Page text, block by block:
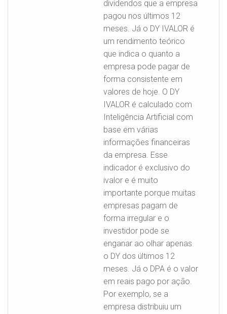
dividendos que a empresa
pagou nos últimos 12
meses. Já o DY IVALOR é
um rendimento teórico
que indica o quanto a
empresa pode pagar de
forma consistente em
valores de hoje. O DY
IVALOR é calculado com
Inteligência Artificial com
base em várias
informações financeiras
da empresa. Esse
indicador é exclusivo do
ivalor e é muito
importante porque muitas
empresas pagam de
forma irregular e o
investidor pode se
enganar ao olhar apenas
o DY dos últimos 12
meses. Já o DPA é o valor
em reais pago por ação.
Por exemplo, se a
empresa distribuiu um